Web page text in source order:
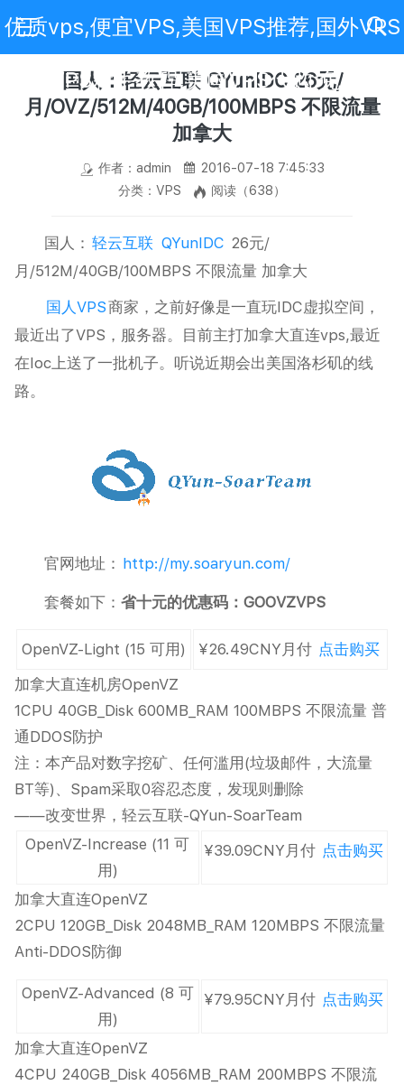
优质vps,便宜VPS,美国VPS推荐,国外VPS
评测,VPS新手教程,美国VPS代购,免费VPS
国人：轻云互联 QYunIDC 26元/
月/OVZ/512M/40GB/100MBPS 不限流量
加拿大
作者：admin
2016-07-18 7:45:33
分类：VPS
阅读（638）
国人： 轻云互联 QYunIDC 26元/
月/512M/40GB/100MBPS 不限流量 加拿大
国人VPS商家，之前好像是一直玩IDC虚拟空间，
最近出了VPS，服务器。目前主打加拿大直连vps,最近
在loc上送了一批机子。听说近期会出美国洛杉矶的线
路。
官网地址： http://my.soaryun.com/
套餐如下： 省十元的优惠码：GOOVZVPS
OpenVZ-Light (15 可用) ¥26.49CNY 月付 点击购买
加拿大直连机房OpenVZ
1CPU 40GB_Disk 600MB_RAM 100MBPS 不限流量 普
通DDOS防护
注：本产品对数字挖矿、任何滥用(垃圾邮件，大流量
BT等)、Spam采取0容忍态度，发现则删除
——改变世界，轻云互联-QYun-SoarTeam
OpenVZ-Increase (11 可
用)
¥39.09CNY 月付 点击购买
加拿大直连OpenVZ
2CPU 120GB_Disk 2048MB_RAM 120MBPS 不限流量
Anti-DDOS防御
OpenVZ-Advanced (8 可
用)
¥79.95CNY 月付 点击购买
加拿大直连OpenVZ
4CPU 240GB_Disk 4056MB_RAM 200MBPS 不限流